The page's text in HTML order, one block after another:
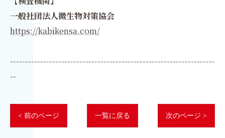
一般社団法人微生物対策協会
https://kabikensa.com/
--------------------------------------------------------------------
--
< 前のページ 一覧に戻る 次のページ >